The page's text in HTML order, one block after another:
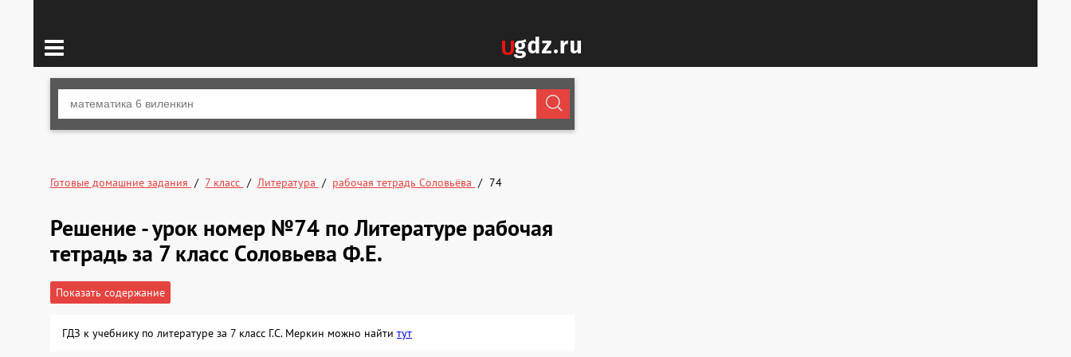
Готовые домашние задания 7 класс Литература рабочая тетрадь Соловьёва 74
Решение - урок номер №74 по Литературе рабочая
тетрадь за 7 класс Соловьева Ф.Е.
Показать содержание
ГДЗ к учебнику по литературе за 7 класс Г.С. Меркин можно найти тут